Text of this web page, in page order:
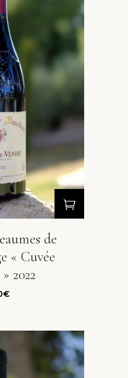
de
« Cuvée
2022
€